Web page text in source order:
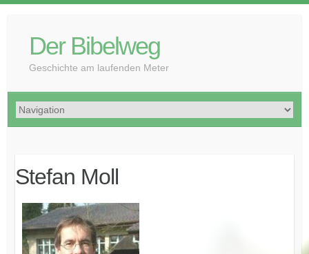
Der Bibelweg
Geschichte am laufenden Meter
Stefan Moll